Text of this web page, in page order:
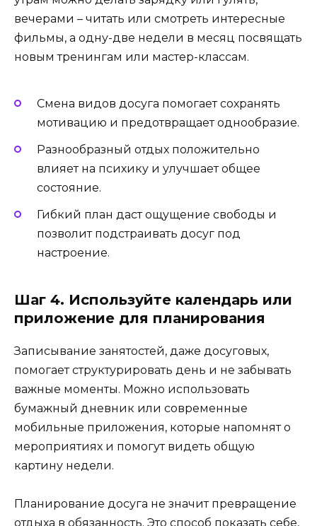
вечерами – читать или смотреть интересные
фильмы, а одну-две недели в месяц посвящать
новым тренингам или мастер-классам.
Смена видов досуга помогает сохранять
мотивацию и предотвращает однообразие.
Разнообразный отдых положительно
влияет на психику и улучшает общее
состояние.
Гибкий план даст ощущение свободы и
позволит подстраивать досуг под
настроение.
Шаг 4. Используйте календарь или
приложение для планирования
Записывание занятостей, даже досуговых,
помогает структурировать день и не забывать
важные моменты. Можно использовать
бумажный дневник или современные
мобильные приложения, которые напомнят о
мероприятиях и помогут видеть общую
картину недели.
Планирование досуга не значит превращение
отдыха в обязанность. Это способ показать себе,